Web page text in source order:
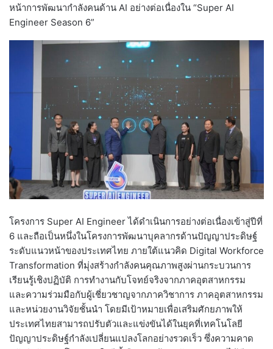
หน้าการพัฒนากำลังคนด้าน AI อย่างต่อเนื่องใน “Super AI
Engineer Season 6”
โครงการ Super AI Engineer ได้ดำเนินการอย่างต่อเนื่องเข้าสู่ปีที่
6 และถือเป็นหนึ่งในโครงการพัฒนาบุคลากรด้านปัญญาประดิษฐ์
ระดับแนวหน้าของประเทศไทย ภายใต้แนวคิด Digital Workforce
Transformation ที่มุ่งสร้างกำลังคนคุณภาพสูงผ่านกระบวนการ
เรียนรู้เชิงปฏิบัติ การทำงานกับโจทย์จริงจากภาคอุตสาหกรรม
และความร่วมมือกับผู้เชี่ยวชาญจากภาควิชาการ ภาคอุตสาหกรรม
และหน่วยงานวิจัยชั้นนำ โดยมีเป้าหมายเพื่อเสริมศักยภาพให้
ประเทศไทยสามารถปรับตัวและแข่งขันได้ในยุคที่เทคโนโลยี
ปัญญาประดิษฐ์กำลังเปลี่ยนแปลงโลกอย่างรวดเร็ว ซึ่งความคาด